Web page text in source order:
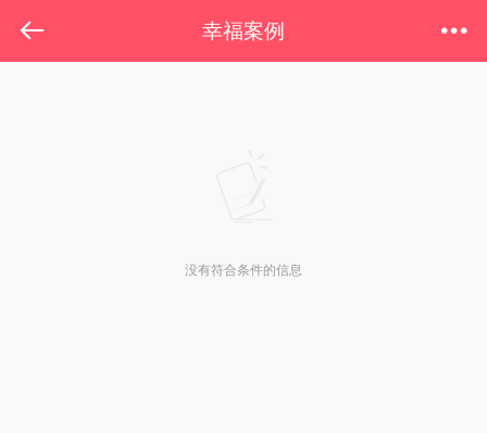
幸福案例
下拉刷新
没有符合条件的信息